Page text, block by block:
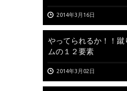
2014年3月16日
やってられるか！！蹴
ムの１２要素
2014年3月02日